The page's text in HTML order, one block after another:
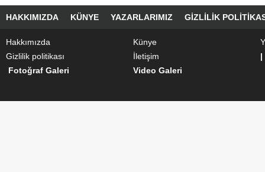
HAKKIMIZDA KÜNYE YAZARLARIMIZ GIZLILIK
Hakkımızda Künye
Gizlilik politikası
İletişim
|
Fotoğraf Galeri
Video Galeri